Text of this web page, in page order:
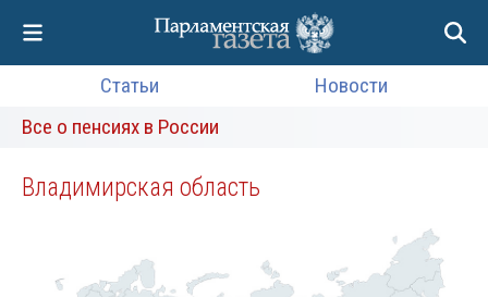
Статьи
Новости
Все о пенсиях в России
Владимирская область